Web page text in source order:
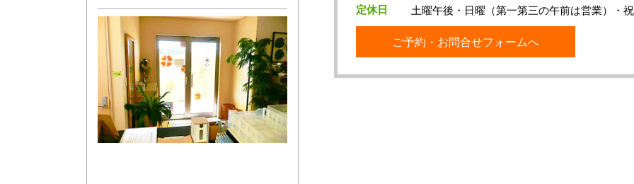
定休日
土曜午後・日曜（第一第三の午前は営業）・
ご予約・お問合せフォームへ